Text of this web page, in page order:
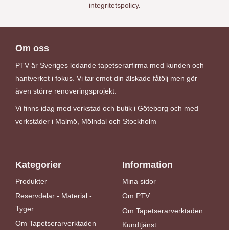
integritetspolicy.
Om oss
PTV är Sveriges ledande tapetserarfirma med kunden och
hantverket i fokus. Vi tar emot din älskade fåtölj men gör
även större renoveringsprojekt.
Vi finns idag med verkstad och butik i Göteborg och med
verkstäder i Malmö, Mölndal och Stockholm
Kategorier
Produkter
Reservdelar - Material -
Tyger
Om Tapetserarverktaden
Information
Mina sidor
Om PTV
Om Tapetserarverktaden
Kundtjänst